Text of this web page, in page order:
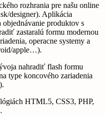
rozhrania pre našu online
designer). Aplikácia
produktov s
zastaralú formu modernou
operacne systemy a
apple…).
nahradiť flash formu
type koncového zariadenia
HTML5, CSS3, PHP,